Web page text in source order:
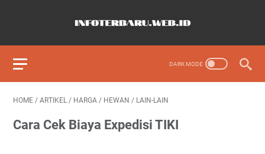
HOME / ARTIKEL / HARGA / HEWAN / LAIN-LAIN
Cara Cek Biaya Expedisi TIKI